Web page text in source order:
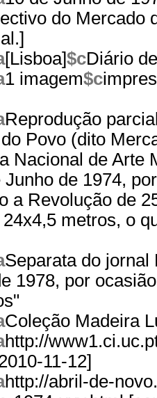
do Mercado
[Lisboa]$cDiário
1 imagem$c
Reprodução
Povo (dito
Nacional de Arte
Junho de 1974,
a Revolução de
metros, o
Separata do jornal
1978, por
Coleção Madeira
http://
11-12]
http://abril-de-